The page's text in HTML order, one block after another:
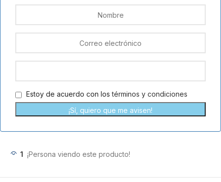
Estoy de acuerdo con lostérminos y condiciones
¡Sí, quiero que me avisen!
1 ¡Persona viendo este producto!